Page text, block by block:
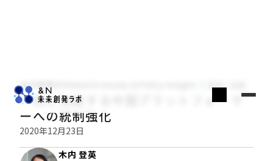
木内登英のGlobal Economy & Policy Insight
一気に加速する中国プラットフォーマ
ーへの統制強化
2020年12月23日
木内 登英